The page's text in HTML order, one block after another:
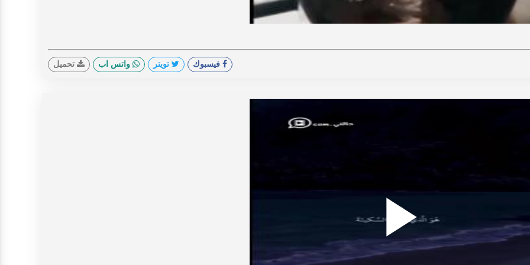
فيسبوك تويتر واتس اب تحميل
Play